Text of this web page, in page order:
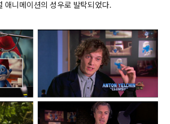
애니메이션의 성우로 발탁되었다.